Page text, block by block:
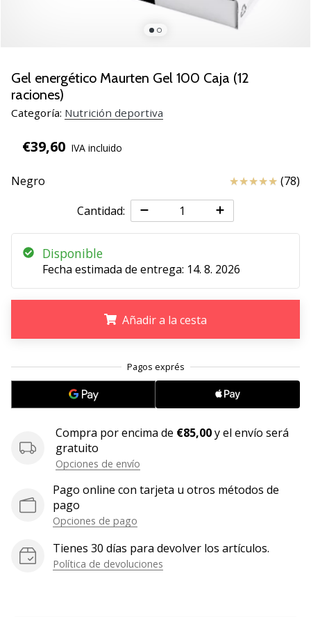
Accelerate
NITRO
SQD
5!
las
técnicas
2 min. de lectura
¿Te
consideras
jugón?
queremos
en
nuestro
equipo!
Mostrar
todos
Gel energético Maurten Gel 100 Caja (12
raciones)
Categoría: Nutrición deportiva
€39,60 IVA incluido
Negro Reseña
(78)
Cantidad:
Disponible
Fecha estimada de entrega: 14. 8. 2026
Añadir a la cesta
Compra por encima de €85,00y el envío será
gratuito
Opciones de envío
Pago online con tarjeta u otros métodos de
pago
Opciones de pago
Tienes 30 días para devolver los artículos.
Política de devoluciones